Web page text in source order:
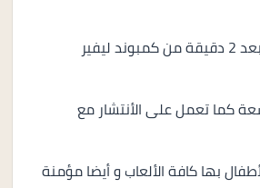
مدينة الرحاب على بعد 2 دقيقة من كمبوند ليفير
كما تعمل على الأنتشار مع
بها كافة الألعاب و أيضا مؤمنة